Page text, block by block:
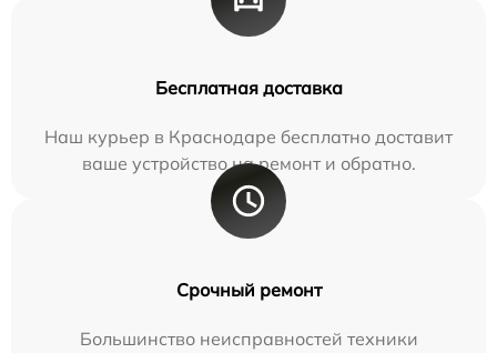
Бесплатная доставка
Наш курьер в Краснодаре бесплатно доставит
ваше устройство на ремонт и обратно.
Срочный ремонт
Большинство неисправностей техники